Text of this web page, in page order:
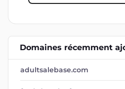
Domaines récemment
adultsalebase.com